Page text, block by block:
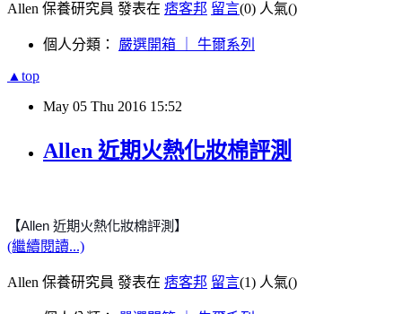
Allen 保養研究員 發表在 痞客邦 留言(0) 人氣()
個人分類： 嚴選開箱 ｜ 牛爾系列
▲top
May 05 Thu 2016 15:52
Allen 近期火熱化妝棉評測
【Allen 近期火熱化妝棉評測】
(繼續閱讀...)
Allen 保養研究員 發表在 痞客邦 留言(1) 人氣()